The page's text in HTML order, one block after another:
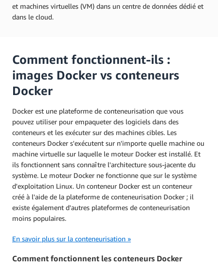
et machines virtuelles (VM) dans un centre de données dédié et
dans le cloud.
Comment fonctionnent-ils :
images Docker vs conteneurs
Docker
Docker est une plateforme de conteneurisation que vous
pouvez utiliser pour empaqueter des logiciels dans des
conteneurs et les exécuter sur des machines cibles. Les
conteneurs Docker s'exécutent sur n'importe quelle machine ou
machine virtuelle sur laquelle le moteur Docker est installé. Et
ils fonctionnent sans connaître l'architecture sous-jacente du
système. Le moteur Docker ne fonctionne que sur le système
d'exploitation Linux. Un conteneur Docker est un conteneur
créé à l'aide de la plateforme de conteneurisation Docker ; il
existe également d'autres plateformes de conteneurisation
moins populaires.
En savoir plus sur la conteneurisation »
Comment fonctionnent les conteneurs Docker